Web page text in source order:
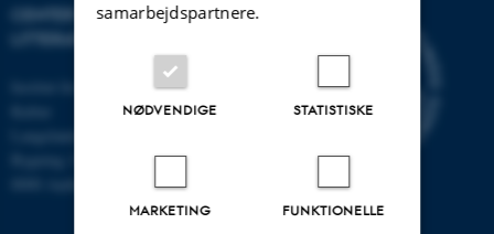
CENTER FOR BØRNS
Institut for Kommunikation og
samarbejdspartnere.
NØDVENDIGE STATISTISKE
MARKETING FUNKTIONELLE